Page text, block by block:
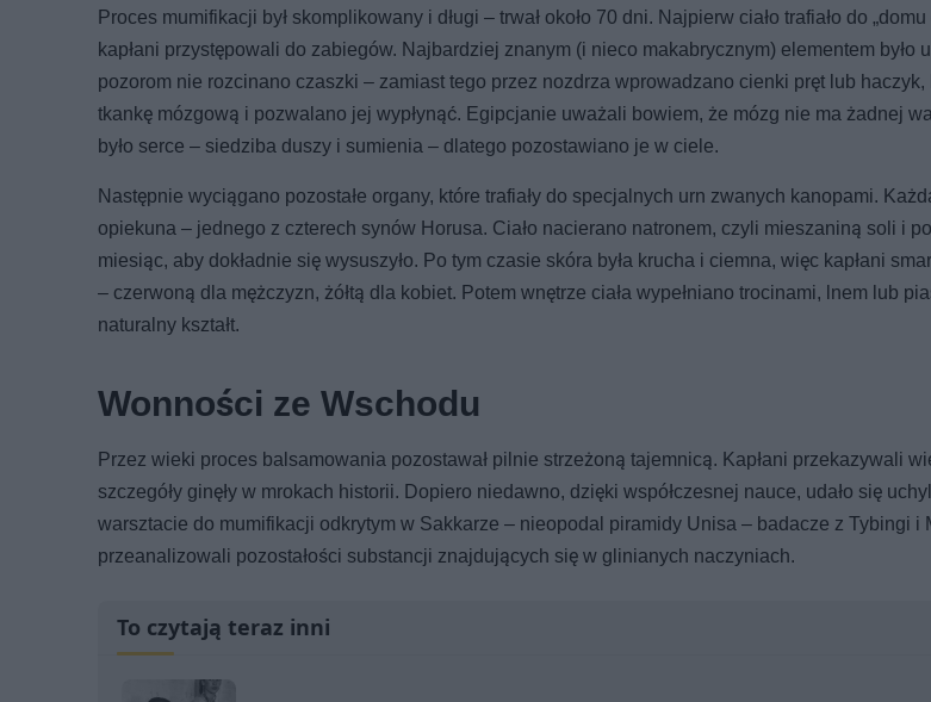
Proces mumifikacji był skomplikowany i długi – trwał około 70 dni. Najpierw ciało trafiało do
kapłani przystępowali do zabiegów. Najbardziej znanym (i nieco makabrycznym) elementem było
pozorom nie rozcinano czaszki – zamiast tego przez nozdrza wprowadzano cienki pręt lub
tkankę mózgową i pozwalano jej wypłynąć. Egipcjanie uważali bowiem, że mózg nie ma żadnej
było serce – siedziba duszy i sumienia – dlatego pozostawiano je w ciele.
Następnie wyciągano pozostałe organy, które trafiały do specjalnych urn zwanych kanopami.
opiekuna – jednego z czterech synów Horusa. Ciało nacierano natronem, czyli mieszaniną soli i
miesiąc, aby dokładnie się wysuszyło. Po tym czasie skóra była krucha i ciemna, więc kapłani
– czerwoną dla mężczyzn, żółtą dla kobiet. Potem wnętrze ciała wypełniano trocinami, lnem lub
naturalny kształt.
Wonności ze Wschodu
Przez wieki proces balsamowania pozostawał pilnie strzeżoną tajemnicą. Kapłani przekazywali
szczegóły ginęły w mrokach historii. Dopiero niedawno, dzięki współczesnej nauce, udało się
warsztacie do mumifikacji odkrytym w Sakkarze – nieopodal piramidy Unisa – badacze z Tybingi i
przeanalizowali pozostałości substancji znajdujących się w glinianych naczyniach.
To czytają teraz inni